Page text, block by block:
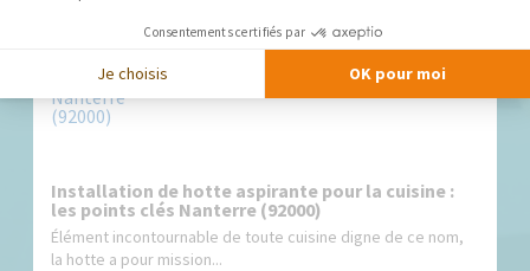
Installation de hotte aspirante pour la cuisine :
les points clés Nanterre (92000)
Élément incontournable de toute cuisine digne de ce nom,
la hotte a pour mission...
Consentements certifiés par
Je choisis OK pour moi